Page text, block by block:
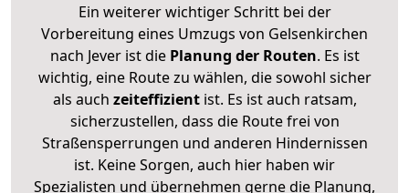
Ein weiterer wichtiger Schritt bei der
Vorbereitung eines Umzugs von Gelsenkirchen
nach Jever ist diePlanung der Routen. Es ist
wichtig, eine Route zu wählen, die sowohl sicher
als auch zeiteffizientist. Es ist auch ratsam,
sicherzustellen, dass die Route frei von
Straßensperrungen und anderen Hindernissen
ist. Keine Sorgen, auch hier haben wir
Spezialisten und übernehmen gerne die Planung,